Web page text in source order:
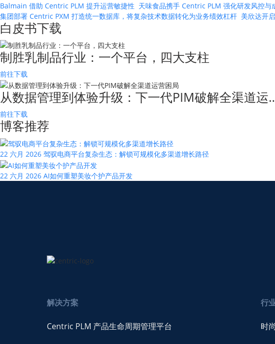
Balmain 借助 Centric PLM 提升运营敏捷性 天味食品携手 Centric PLM 强化研发风控与
集团部署 Centric PXM 打造统一数据库，将复杂技术数据转化为业务绩效杠杆 美欣达开
白皮书下载
制胜乳制品行业：一个平台，四大支柱
前往下载
从数据管理到体验升级：下一代PIM破解全渠道运
前往下载
博客推荐
22 六月 2026 驾驭电商平台复杂生态：解锁可规模化多渠道增长路径
22 六月 2026 AI如何重塑美妆个护产品开发
解决方案
Centric PLM 产品生命周期管理平台
行
时